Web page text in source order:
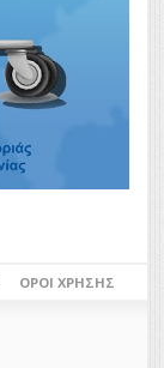
ΌΡΟΙ ΧΡΉΣΗΣ